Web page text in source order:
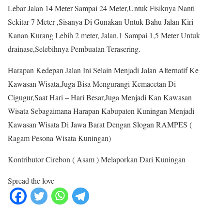
Lebar Jalan 14 Meter Sampai 24 Meter,Untuk Fisiknya Nanti
Sekitar 7 Meter ,Sisanya Di Gunakan Untuk Bahu Jalan Kiri
Kanan Kurang Lebih 2 meter, Jalan,1 Sampai 1,5 Meter Untuk
drainase,Selebihnya Pembuatan Terasering.
Harapan Kedepan Jalan Ini Selain Menjadi Jalan Alternatif Ke
Kawasan Wisata,Juga Bisa Mengurangi Kemacetan Di
Cigugur,Saat Hari – Hari Besar,Juga Menjadi Kan Kawasan
Wisata Sebagaimana Harapan Kabupaten Kuningan Menjadi
Kawasan Wisata Di Jawa Barat Dengan Slogan RAMPES (
Ragam Pesona Wisata Kuningan)
Kontributor Cirebon ( Asam ) Melaporkan Dari Kuningan
Spread the love